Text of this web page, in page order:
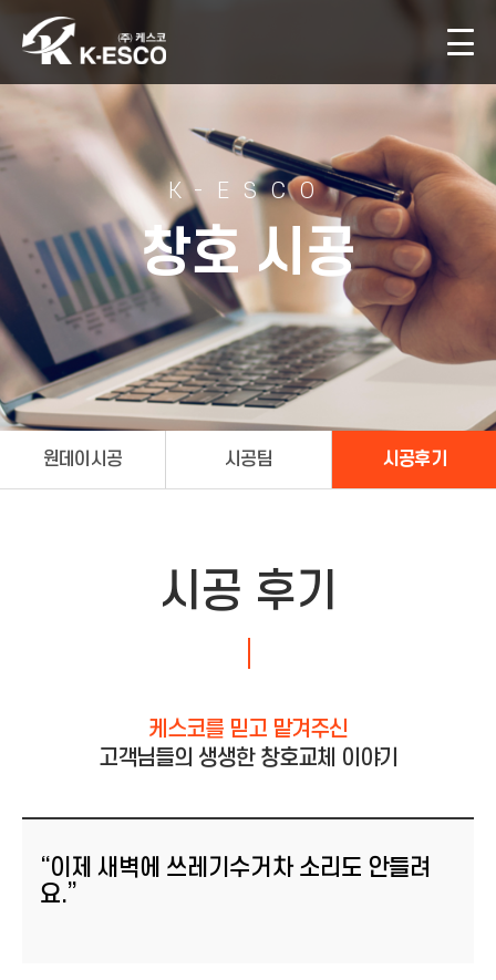
K-ESCO
창호 시공
원데이시공 시공팀 시공후기
시공 후기
케스코를 믿고 맡겨주신
고객님들의 생생한 창호교체 이야기
“이제 새벽에 쓰레기수거차 소리도 안들려
요.”